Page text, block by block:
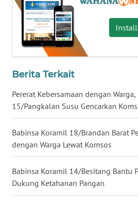
Berita Terkait
Pererat Kebersamaan dengan
15/Pangkalan Susu Gencarkan
Babinsa Koramil 18/Brandan Barat
dengan Warga Lewat Komsos
Babinsa Koramil 14/Besitang Bantu
Dukung Ketahanan Pangan
WN
NUSANTARA
WN
JOGJA
WN
JATIM
WN
BALI
WN
KALBAR